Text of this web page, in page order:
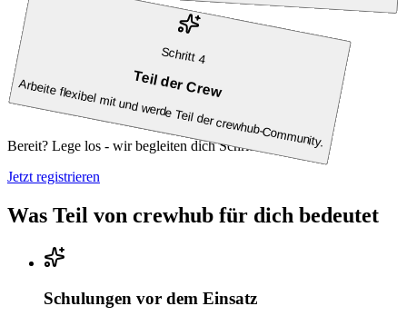
Schritt4
Teil der Crew
Arbeite flexibel mit und werde Teil der crewhub-Community.
Bereit? Lege los - wir begleiten dich Schritt für Schritt.
Jetzt registrieren
Was Teil von crewhub für dich bedeutet
Schulungen vor dem Einsatz